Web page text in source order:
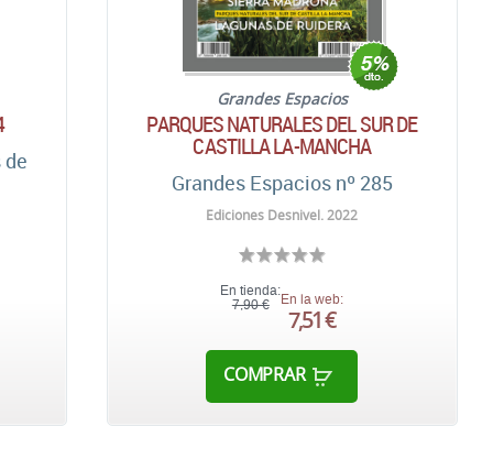
Grandes Espacios
PARQUES NATURALES DEL SUR DE
CASTILLA LA-MANCHA
Grandes Espacios nº 285
Ediciones Desnivel. 2022
En tienda:
7,90 €
En la web:
7,51 €
COMPRAR